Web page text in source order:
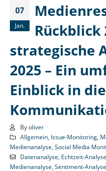
07
Jan.
Rückblick
strategische
2025 – Ein
Einblick in
By oliver
Allgemein, Issue-Monitoring,
Medienanalyse Social Media
Datenanalyse Echtzeit-Analyse
Medienanalyse Sentiment-Analyse